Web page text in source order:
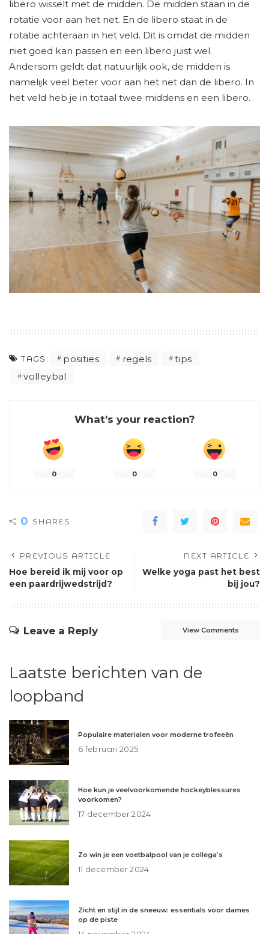
libero wisselt met de midden. De midden staan in de
rotatie voor aan het net. En de libero staat in de
rotatie achteraan in het veld. Dit is omdat de midden
niet goed kan passen en een libero juist wel.
Andersom geldt dat natuurlijk ook, de midden is
namelijk veel beter voor aan het net dan de libero. In
het veld heb je in totaal twee middens en een libero.
TAGS: posities regels
tips
volleybal
What’s your reaction?
0 0 0
0 SHARES
PREVIOUS ARTICLE
Hoe bereid ik mij voor op
een paardrijwedstrijd?
NEXT ARTICLE
Welke yoga past het best
bij jou?
Leave a Reply View Comments
Laatste berichten van de
loopband
Populaire materialen voor moderne trofeeën
6 februari 2025
Hoe kun je veelvoorkomende hockeyblessures
voorkomen?
17 december 2024
Zo win je een voetbalpool van je collega’s
11 december 2024
Zicht en stijl in de sneeuw: essentials voor dames
op de piste